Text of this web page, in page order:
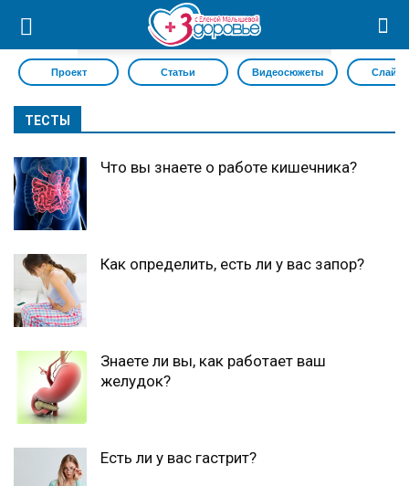
Проект Статьи Видеосюжеты
ТЕСТЫ
Что вы знаете о работе кишечника?
Как определить, есть ли у вас запор?
Знаете ли вы, как работает ваш
желудок?
Есть ли у вас гастрит?